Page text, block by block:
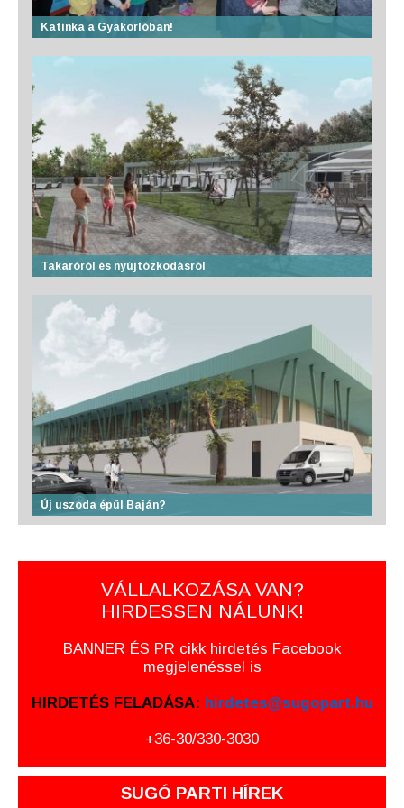
Katinka a Gyakorlóban!
Takaróról és nyújtózkodásról
Új uszoda épül Baján?
VÁLLALKOZÁSA VAN?
HIRDESSEN NÁLUNK!
BANNER ÉS PR cikk hirdetés Facebook
megjelenéssel is
HIRDETÉS FELADÁSA: hirdetes@sugopart.hu
+36-30/330-3030
SUGÓ PARTI HÍREK